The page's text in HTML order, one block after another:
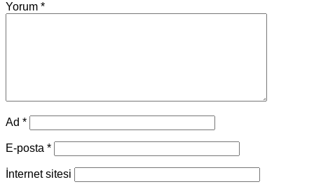
Yorum *
Ad *
E-posta *
İnternet sitesi